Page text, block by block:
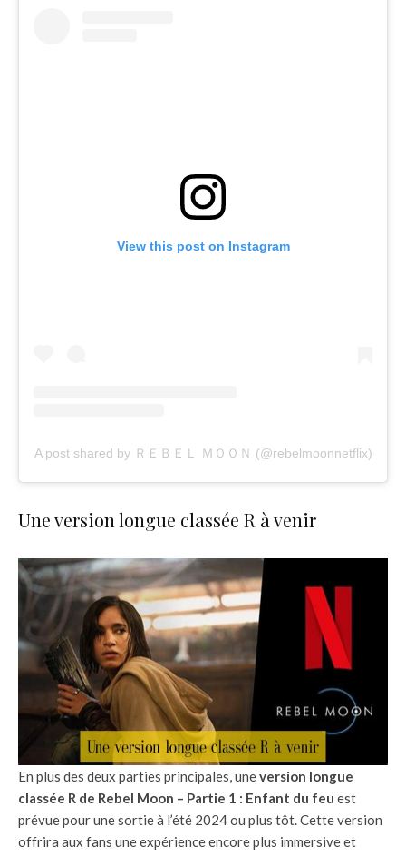
View this post on Instagram
A post shared by ＲＥＢＥＬ ＭＯＯＮ (@rebelmoonnetflix)
Une version longue classée R à venir
En plus des deux parties principales, uneversion longue
classée R de Rebel Moon – Partie 1 : Enfant du feu est
prévue pour une sortie à l’été 2024 ou plus tôt. Cette version
offrira aux fans une expérience encore plus immersive et